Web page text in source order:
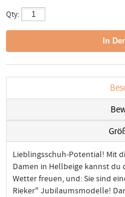
Qty:
Lieblingsschuh-Potential! Mit
Damen in Hellbeige kannst du
Wetter freuen, und: Sie sind
Rieker" Jubilaumsmodelle!